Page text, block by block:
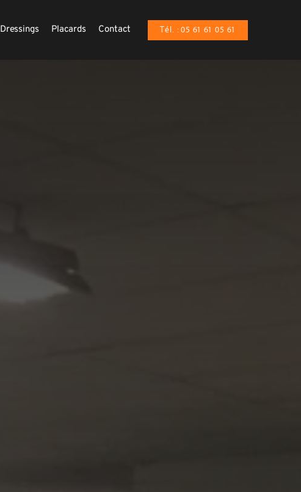
Dressings Placards Contact Tél. : 05 61 61 05 61